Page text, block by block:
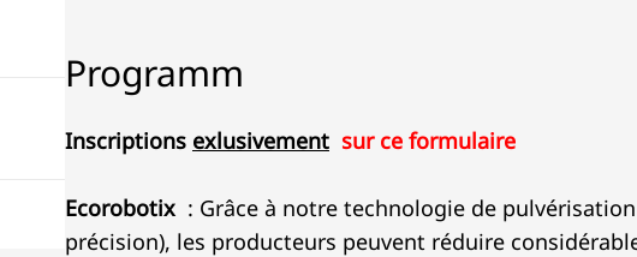
Programm
Inscriptions exlusivement sur ce formulaire
Ecorobotix : Grâce à notre technologie de
précision), les producteurs peuvent réduire